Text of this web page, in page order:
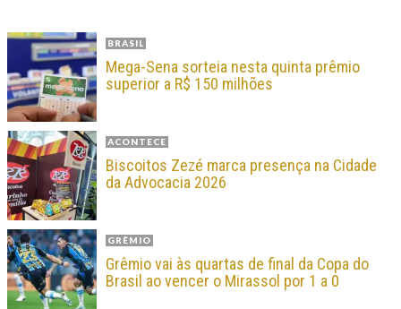
BRASIL
Mega-Sena sorteia nesta quinta prêmio
superior a R$ 150 milhões
ACONTECE
Biscoitos Zezé marca presença na Cidade
da Advocacia 2026
GRÊMIO
Grêmio vai às quartas de final da Copa do
Brasil ao vencer o Mirassol por 1 a 0